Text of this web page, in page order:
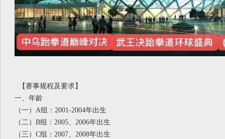
【赛事规程及要求】
一、年龄
（一） A组：2001-2004年出生
（二） B组：2005、2006年出生
（三） C组：2007、2008年出生